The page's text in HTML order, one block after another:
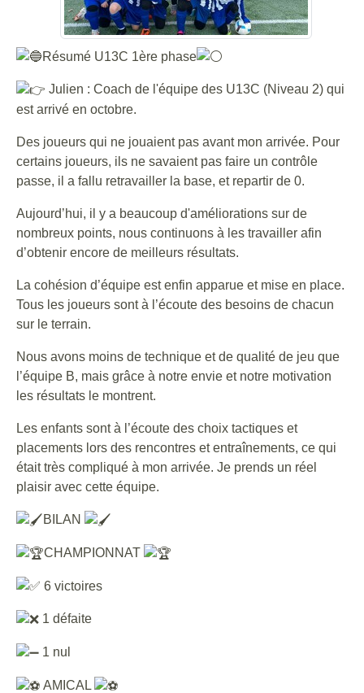
Résumé U13C 1ère phase
Julien : Coach de l'équipe des U13C (Niveau 2) qui
est arrivé en octobre.
Des joueurs qui ne jouaient pas avant mon arrivée. Pour
certains joueurs, ils ne savaient pas faire un contrôle
passe, il a fallu retravailler la base, et repartir de 0.
Aujourd’hui, il y a beaucoup d'améliorations sur de
nombreux points, nous continuons à les travailler afin
d’obtenir encore de meilleurs résultats.
La cohésion d’équipe est enfin apparue et mise en place.
Tous les joueurs sont à l’écoute des besoins de chacun
sur le terrain.
Nous avons moins de technique et de qualité de jeu que
l’équipe B, mais grâce à notre envie et notre motivation
les résultats le montrent.
Les enfants sont à l’écoute des choix tactiques et
placements lors des rencontres et entraînements, ce qui
était très compliqué à mon arrivée. Je prends un réel
plaisir avec cette équipe.
BILAN
CHAMPIONNAT
6 victoires
1 défaite
1 nul
AMICAL